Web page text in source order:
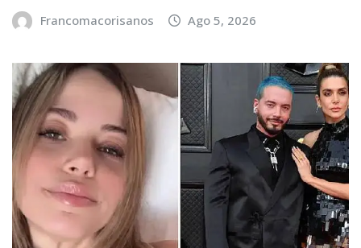
Francomacorisanos Ago 5, 2026